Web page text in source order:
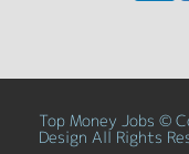
Top Money Jobs ©
Design All Rights